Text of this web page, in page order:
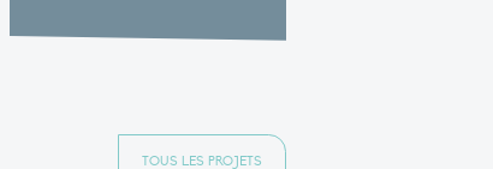
TOUS LES PROJETS